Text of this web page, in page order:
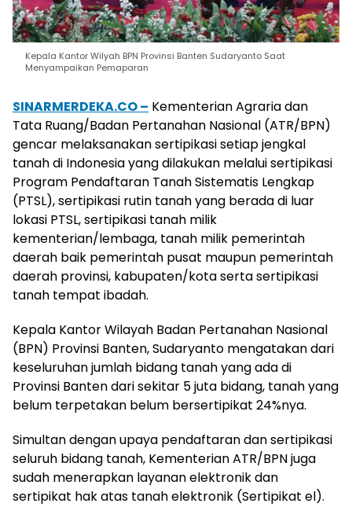
Kepala Kantor Wilyah BPN Provinsi Banten Sudaryanto Saat
Menyampaikan Pemaparan
SINARMERDEKA.CO – Kementerian Agraria dan
Tata Ruang/Badan Pertanahan Nasional (ATR/BPN)
gencar melaksanakan sertipikasi setiap jengkal
tanah di Indonesia yang dilakukan melalui sertipikasi
Program Pendaftaran Tanah Sistematis Lengkap
(PTSL), sertipikasi rutin tanah yang berada di luar
lokasi PTSL, sertipikasi tanah milik
kementerian/lembaga, tanah milik pemerintah
daerah baik pemerintah pusat maupun pemerintah
daerah provinsi, kabupaten/kota serta sertipikasi
tanah tempat ibadah.
Kepala Kantor Wilayah Badan Pertanahan Nasional
(BPN) Provinsi Banten, Sudaryanto mengatakan dari
keseluruhan jumlah bidang tanah yang ada di
Provinsi Banten dari sekitar 5 juta bidang, tanah yang
belum terpetakan belum bersertipikat 24%nya.
Simultan dengan upaya pendaftaran dan sertipikasi
seluruh bidang tanah, Kementerian ATR/BPN juga
sudah menerapkan layanan elektronik dan
sertipikat hak atas tanah elektronik (Sertipikat el).